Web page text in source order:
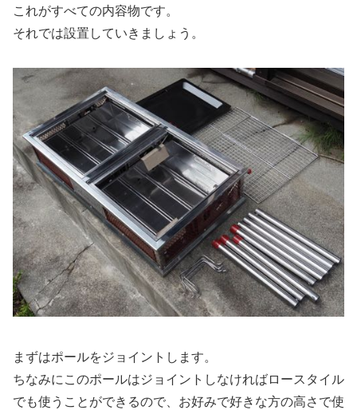
これがすべての内容物です。
それでは設置していきましょう。
まずはポールをジョイントします。
ちなみにこのポールはジョイントしなければロースタイル
でも使うことができるので、お好みで好きな方の高さで使